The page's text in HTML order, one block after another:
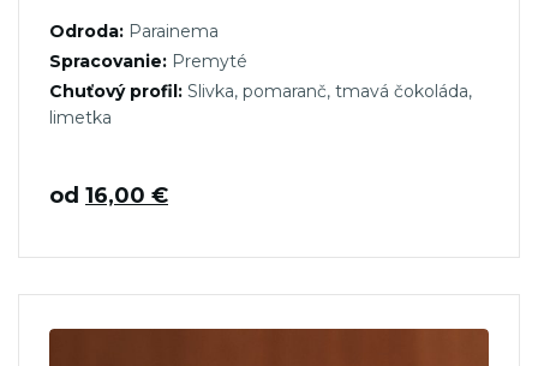
Odroda: Parainema
Spracovanie: Premyté
Chuťový profil: Slivka, pomaranč, tmavá čokoláda,
limetka
od 16,00 €